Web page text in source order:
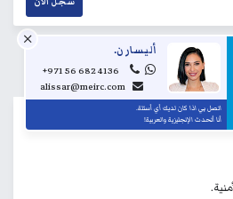
أليسار ن.
+971 56 682 4136
alissar@meirc.com
اتصل بي اذا كان لديك أي أسئلة.
أنا أتحدث الإنجليزية والعربية!